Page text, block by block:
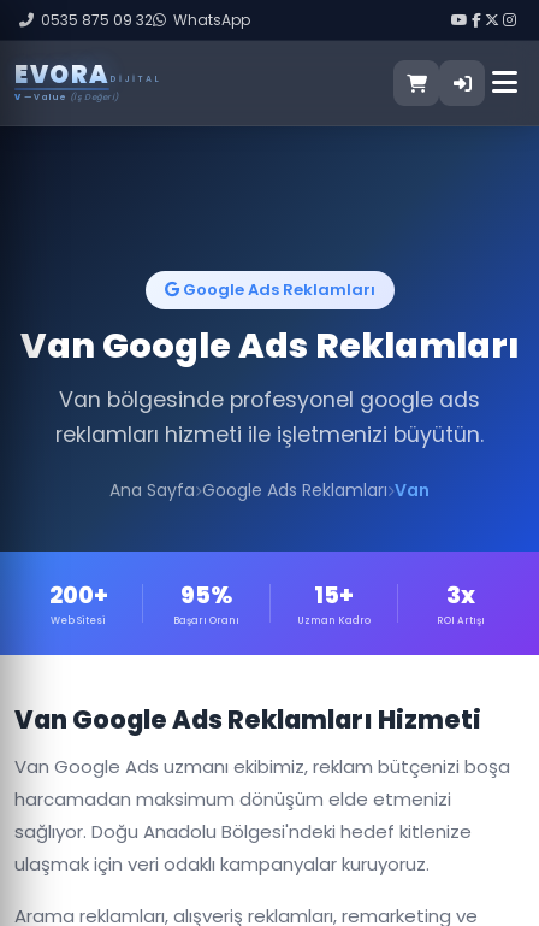
0535 875 09 32 WhatsApp
EVORA DIJITAL
V — Value (İş Değeri)
Google Ads Reklamları
Van Google Ads Reklamları
Van bölgesinde profesyonel google ads
reklamları hizmeti ile işletmenizi büyütün.
Ana Sayfa Google Ads Reklamları Van
200+
Web Sitesi
95%
Başarı Oranı
15+
Uzman Kadro
3x
ROI Artışı
Van Google Ads Reklamları Hizmeti
Van Google Ads uzmanı ekibimiz, reklam bütçenizi boşa
harcamadan maksimum dönüşüm elde etmenizi
sağlıyor. Doğu Anadolu Bölgesi'ndeki hedef kitlenize
ulaşmak için veri odaklı kampanyalar kuruyoruz.
Arama reklamları, alışveriş reklamları, remarketing ve